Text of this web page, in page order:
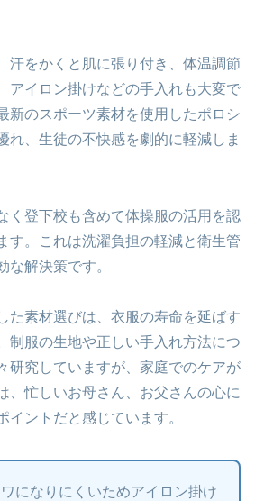
汗をかくと肌に張り付き、体温調節
アイロン掛けなどの手入れも大変で
新のスポーツ素材を使用したポロシ
れ、生徒の不快感を劇的に軽減しま
く登下校も含めて体操服の活用を認
す。これは洗濯負担の軽減と衛生管
な解決策です。
た素材選びは、衣服の寿命を延ばす
制服の生地や正しい手入れ方法につ
研究していますが、家庭でのケアが
、忙しいお母さん、お父さんの心に
イントだと感じています。
になりにくいためアイロン掛け